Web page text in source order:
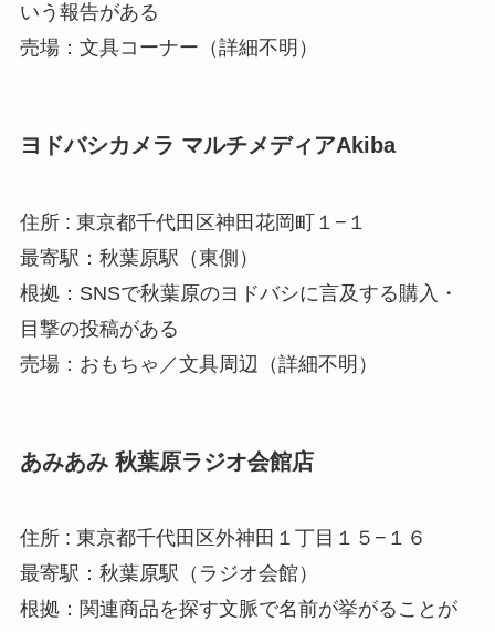
いう報告がある
売場：文具コーナー（詳細不明）
ヨドバシカメラ マルチメディアAkiba
住所 : 東京都千代田区神田花岡町１−１
最寄駅：秋葉原駅（東側）
根拠：SNSで秋葉原のヨドバシに言及する購入・
目撃の投稿がある
売場：おもちゃ／文具周辺（詳細不明）
あみあみ 秋葉原ラジオ会館店
住所 : 東京都千代田区外神田１丁目１５−１６
最寄駅：秋葉原駅（ラジオ会館）
根拠：関連商品を探す文脈で名前が挙がることが